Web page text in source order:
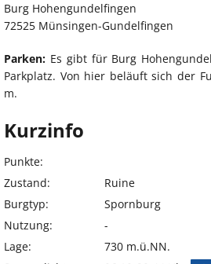
Burg Hohengundelfingen
72525 Münsingen-Gundelfingen
Parken: Es gibt für Burg
Parkplatz. Von hier beläuft sich der
m.
Kurzinfo
Punkte:
Zustand:
Ruine
Burgtyp:
Spornburg
Nutzung:
-
Lage:
730 m.ü.NN.